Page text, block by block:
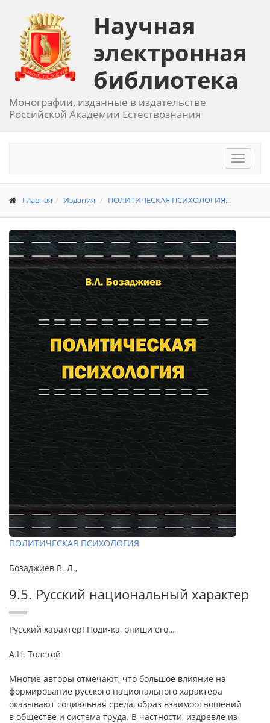
Научная
электронная
библиотека
Монографии, изданные в издательстве
Российской Академии Естествознания
Toggle
Главная Издания ПОЛИТИЧЕСКАЯ ПСИХОЛОГИЯ...
ПОЛИТИЧЕСКАЯ ПСИХОЛОГИЯ
Бозаджиев В. Л.,
9.5. Русский национальный характер
Русский характер! Поди-ка, опиши его…
А.Н. Толстой
Многие авторы отмечают, что большое влияние на
формирование русского национального характера
оказывают социальная среда, образ взаимоотношений
в обществе и система труда. В частности, издревле из